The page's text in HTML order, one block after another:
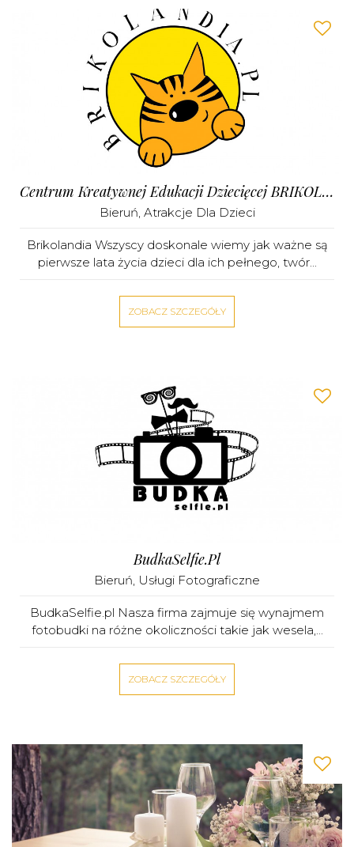
Centrum Kreatywnej Edukacji Dziecięcej BRIKOLANDIA
Bieruń, Atrakcje Dla Dzieci
Brikolandia Wszyscy doskonale wiemy jak ważne są
pierwsze lata życia dzieci dla ich pełnego, twór...
ZOBACZ SZCZEGÓŁY
BudkaSelfie.pl
Bieruń, Usługi Fotograficzne
BudkaSelfie.pl Nasza firma zajmuje się wynajmem
fotobudki na różne okoliczności takie jak wesela,...
ZOBACZ SZCZEGÓŁY